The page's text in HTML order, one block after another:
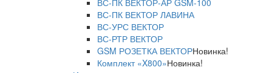
ВС-ПК ВЕКТОР-АР GSM-100
ВС-ПК ВЕКТОР ЛАВИНА
ВС-УРС ВЕКТОР
ВС-РТР ВЕКТОР
GSM РОЗЕТКА ВЕКТОРНовинка!
Комплект «X800»Новинка!